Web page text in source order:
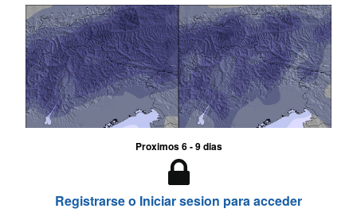
Proximos 6 - 9 dias
Registrarse o Iniciar sesion para acceder